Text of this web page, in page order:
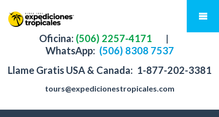
Oficina: (506) 2257-4171
|
WhatsApp: (506) 8308 7537
Llame Gratis USA & Canada: 1-877-202-3381
tours@expedicionestropicales.com